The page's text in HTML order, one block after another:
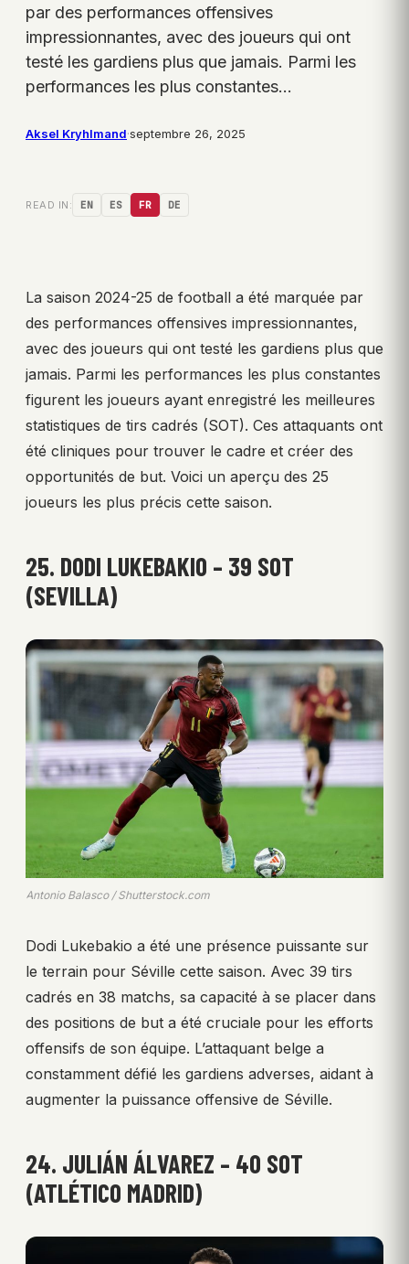
par des performances offensives
impressionnantes, avec des joueurs qui ont
testé les gardiens plus que jamais. Parmi les
performances les plus constantes…
Aksel Kryhlmand·septembre 26, 2025
READ IN: EN ES FR DE
La saison 2024-25 de football a été marquée par
des performances offensives impressionnantes,
avec des joueurs qui ont testé les gardiens plus que
jamais. Parmi les performances les plus constantes
figurent les joueurs ayant enregistré les meilleures
statistiques de tirs cadrés (SOT). Ces attaquants ont
été cliniques pour trouver le cadre et créer des
opportunités de but. Voici un aperçu des 25
joueurs les plus précis cette saison.
25. DODI LUKEBAKIO – 39 SOT
(SEVILLA)
Antonio Balasco / Shutterstock.com
Dodi Lukebakio a été une présence puissante sur
le terrain pour Séville cette saison. Avec 39 tirs
cadrés en 38 matchs, sa capacité à se placer dans
des positions de but a été cruciale pour les efforts
offensifs de son équipe. L’attaquant belge a
constamment défié les gardiens adverses, aidant à
augmenter la puissance offensive de Séville.
24. JULIÁN ÁLVAREZ – 40 SOT
(ATLÉTICO MADRID)